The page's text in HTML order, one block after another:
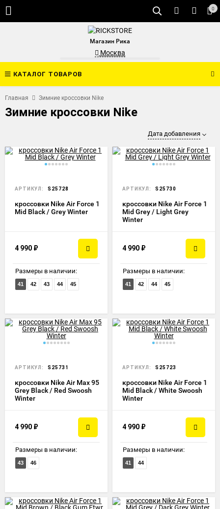
0
Магазин Рика
Москва
КАТАЛОГ ТОВАРОВ
Главная Зимние кроссовки Nike
Зимние кроссовки Nike
Дата добавления
АРТИКУЛ: S25728
кроссовки Nike Air Force 1
Mid Black / Grey Winter
4 990 ₽
Размеры в наличии:
41 42 43 44 45
АРТИКУЛ: S25730
кроссовки Nike Air Force 1
Mid Grey / Light Grey
Winter
4 990 ₽
Размеры в наличии:
41 42 44 45
АРТИКУЛ: S25731
кроссовки Nike Air Max 95
Grey Black / Red Swoosh
Winter
4 990 ₽
Размеры в наличии:
43 46
АРТИКУЛ: S25723
кроссовки Nike Air Force 1
Mid Black / White Swoosh
Winter
4 990 ₽
Размеры в наличии:
41 44